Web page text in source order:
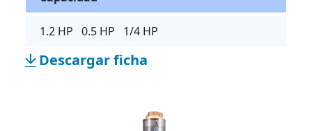
1.2 HP 0.5 HP 1/4 HP
Descargar ficha